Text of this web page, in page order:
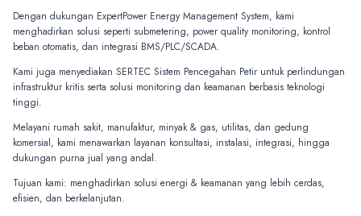
Dengan dukungan ExpertPower Energy Management System, kami
menghadirkan solusi seperti submetering, power quality monitoring, kontrol
beban otomatis, dan integrasi BMS/PLC/SCADA.
Kami juga menyediakan SERTEC Sistem Pencegahan Petir untuk perlindungan
infrastruktur kritis serta solusi monitoring dan keamanan berbasis teknologi
tinggi.
Melayani rumah sakit, manufaktur, minyak & gas, utilitas, dan gedung
komersial, kami menawarkan layanan konsultasi, instalasi, integrasi, hingga
dukungan purna jual yang andal.
Tujuan kami: menghadirkan solusi energi & keamanan yang lebih cerdas,
efisien, dan berkelanjutan.